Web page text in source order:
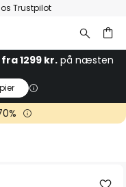
Trustpilot
1299 kr.på næsten